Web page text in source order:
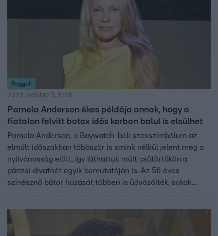
Reggeli
2023. október 5. 11:48
Pamela Anderson ékes példája annak, hogy a
fiatalon felvitt botox idős korban balul is elsülhet
Pamela Anderson, a Baywatch-beli szexszimbólum az
elmúlt időszakban többször is smink nélkül jelent meg a
nyilvánosság előtt, így láthattuk múlt csütörtökön a
párizsi divathét egyik bemutatóján is. Az 56 éves
színésznő bátor húzását többen is üdvözölték, sokak
beavatkozásai. A természetes szépségről Szabó Doris